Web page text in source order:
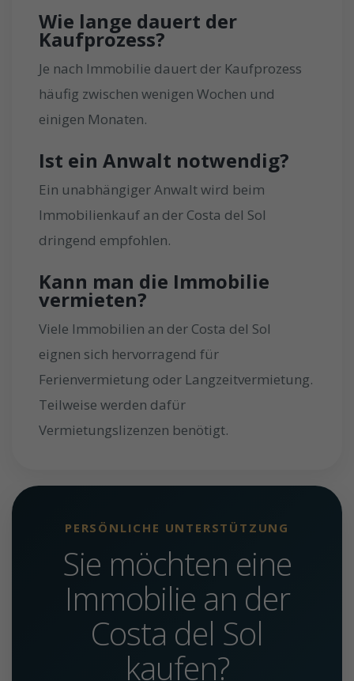
Wie lange dauert der
Kaufprozess?
Je nach Immobilie dauert der Kaufprozess
häufig zwischen wenigen Wochen und
einigen Monaten.
Ist ein Anwalt notwendig?
Ein unabhängiger Anwalt wird beim
Immobilienkauf an der Costa del Sol
dringend empfohlen.
Kann man die Immobilie
vermieten?
Viele Immobilien an der Costa del Sol
eignen sich hervorragend für
Ferienvermietung oder Langzeitvermietung.
Teilweise werden dafür
Vermietungslizenzen benötigt.
PERSÖNLICHE UNTERSTÜTZUNG
Sie möchten eine
Immobilie an der
Costa del Sol
kaufen?